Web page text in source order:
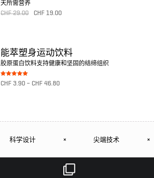
天所需营养
CHF29.00 CHF 19.00
能萃塑身运动饮料
胶原蛋白饮料支持健康和坚固的结缔组织
Bewertet mit
5.00
CHF 3.90 – CHF 46.80
科学设计 × 尖端技术 ×